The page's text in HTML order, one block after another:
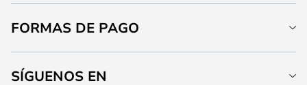
FORMAS DE PAGO
SÍGUENOS EN